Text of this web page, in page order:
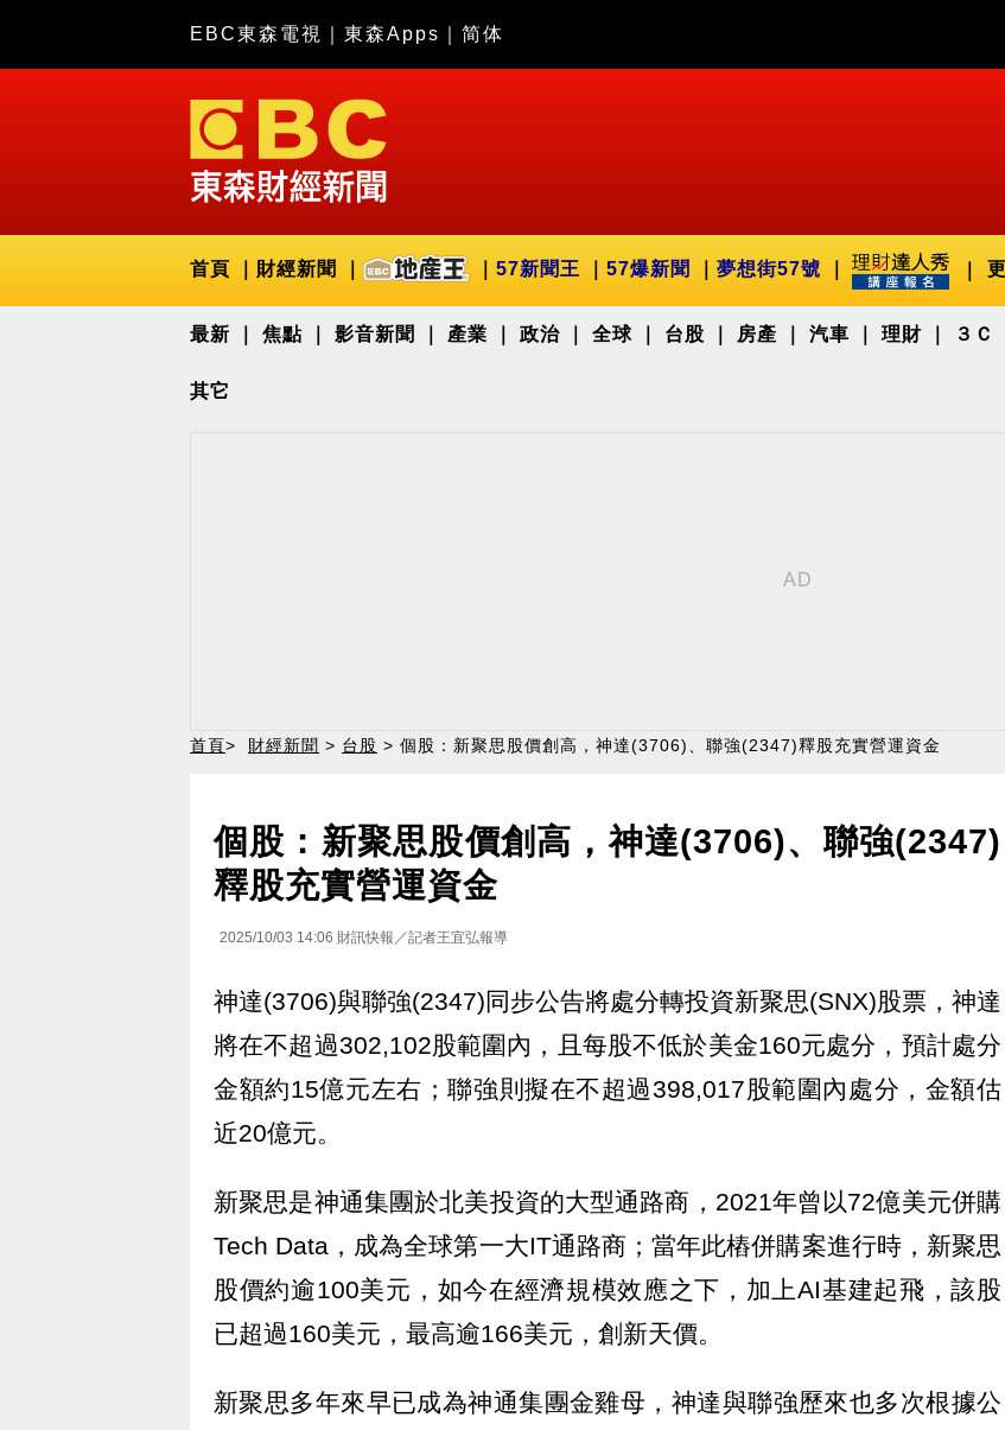
EBC東森電視 東森Apps 简体
首頁 財經新聞 57新聞王 57爆新聞 夢想街57號
最新 焦點 影音新聞 產業 政治 全球 台股 房產 汽車 理財 ３Ｃ
其它
首頁> 財經新聞 > 台股 > 個股：新聚思股價創高，神達(3706)、聯強(2347)釋股充實營運資金
個股：新聚思股價創高，神達(3706)、聯強(2347)
釋股充實營運資金
2025/10/03 14:06 財訊快報／記者王宜弘報導
神達(3706)與聯強(2347)同步公告將處分轉投資新聚思(SNX)股票，神達
將在不超過302,102股範圍內，且每股不低於美金160元處分，預計處分
金額約15億元左右；聯強則擬在不超過398,017股範圍內處分，金額估
近20億元。
新聚思是神通集團於北美投資的大型通路商，2021年曾以72億美元併購
Tech Data，成為全球第一大IT通路商；當年此樁併購案進行時，新聚思
股價約逾100美元，如今在經濟規模效應之下，加上AI基建起飛，該股
已超過160美元，最高逾166美元，創新天價。
新聚思多年來早已成為神通集團金雞母，神達與聯強歷來也多次根據公